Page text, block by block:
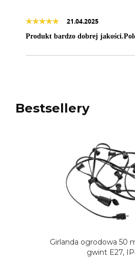
21.04.2025
Produkt bardzo dobrej
Bestsellery
Girlanda ogrodowa 50
gwint E27,